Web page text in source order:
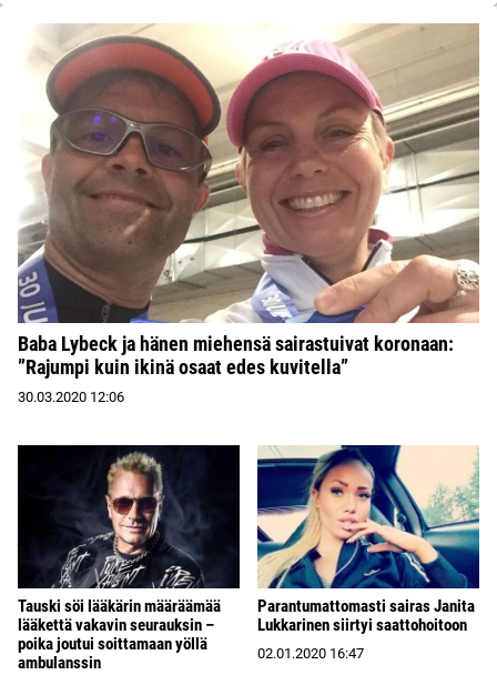
Baba Lybeck ja hänen miehensä sairastuivat koronaan:
”Rajumpi kuin ikinä osaat edes kuvitella”
30.03.2020 12:06
Tauski söi lääkärin määräämää
lääkettä vakavin seurauksin –
poika joutui soittamaan yöllä
ambulanssin
Parantumattomasti sairas Janita
Lukkarinen siirtyi saattohoitoon
02.01.2020 16:47